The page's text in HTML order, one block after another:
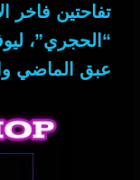
تفاحتين فاخر
“الحجري”،
عبق الماضي